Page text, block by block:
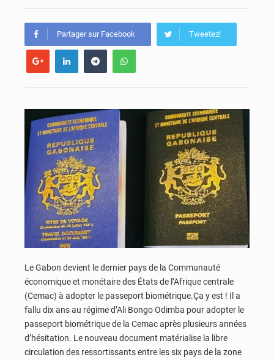
Partager sur Facebook Tweetez!
Le Gabon devient le dernier pays de la Communauté
économique et monétaire des États de l’Afrique centrale
(Cemac) à adopter le passeport biométrique.Ça y est ! Il a
fallu dix ans au régime d’Ali Bongo Odimba pour adopter le
passeport biométrique de la Cemac après plusieurs années
d’hésitation. Le nouveau document matérialise la libre
circulation des ressortissants entre les six pays de la zone